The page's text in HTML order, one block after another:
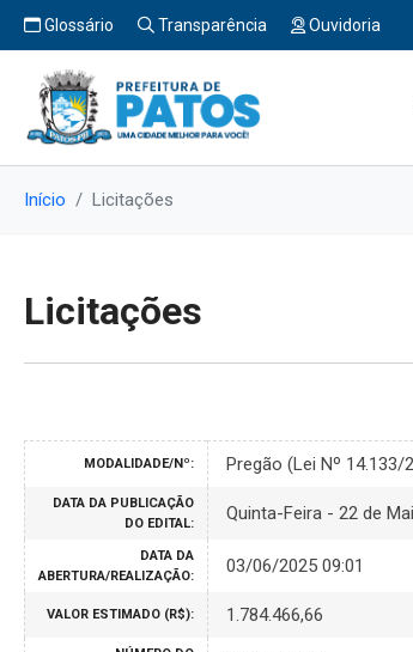
Glossário Transparência Ouvidoria
Início Licitações
Licitações
MODALIDADE/Nº: Pregão (Lei Nº 14.133/
DATA DA PUBLICAÇÃO
DO EDITAL:
Quinta-Feira - 22 de
DATA DA
ABERTURA/REALIZAÇÃO:
03/06/2025 09:01
VALOR ESTIMADO (R$): 1.784.466,66